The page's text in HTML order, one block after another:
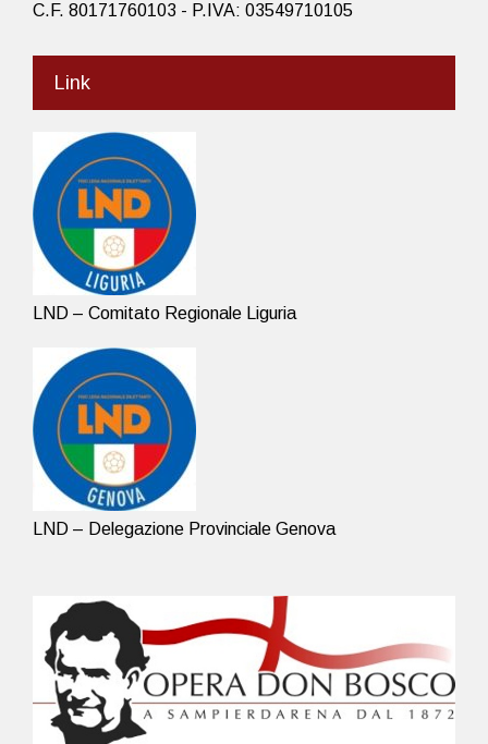
C.F. 80171760103 - P.IVA: 03549710105
Link
LND – Comitato Regionale Liguria
LND – Delegazione Provinciale Genova